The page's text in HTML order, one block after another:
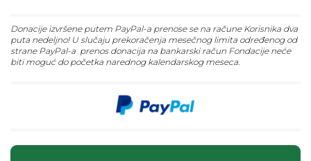
Donacije izvršene putem PayPal-a prenose se na račune Korisnika dva
puta nedeljno! U slučaju prekoračenja mesečnog limita određenog od
strane PayPal-a prenos donacija na bankarski račun Fondacije neće
biti moguć do početka narednog kalendarskog meseca.